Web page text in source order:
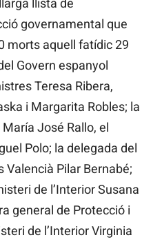
llista de
governamental que
morts aquell fatídic 29
Govern espanyol
Teresa Ribera,
i Margarita Robles; la
María José Rallo, el
Polo; la delegada del
Valencià Pilar Bernabé;
de l’Interior Susana
general de Protecció i
de l’Interior Virginia